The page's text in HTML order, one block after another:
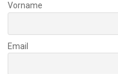
Vorname
Email